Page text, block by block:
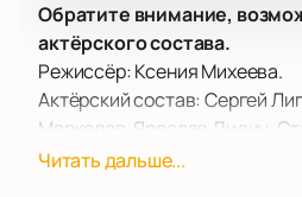
Обратите внимание,
актёрского состава.
Режиссёр: Ксения Михеева.
Актёрский состав: Сергей
Маркелов, Ярослав Дидин,
Александр Перцев, Ксения
Читать дальше...